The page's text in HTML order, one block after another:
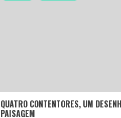
QUATRO CONTENTORES, UM
PAISAGEM